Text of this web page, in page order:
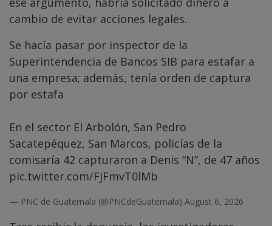
cambio de evitar acciones legales.
Se hacía pasar por inspector de la
Superintendencia de Bancos SIB para estafar a
una empresa; además, tenía orden de captura
por estafa
En el sector El Arbolón, San Pedro
Sacatepéquez, San Marcos, policías de la
comisaría 42 capturaron a Denis “N”, de 47 años
pic.twitter.com/FjFmvT0lMb
— PNC de Guatemala (@PNCdeGuatemala) August 6, 2026